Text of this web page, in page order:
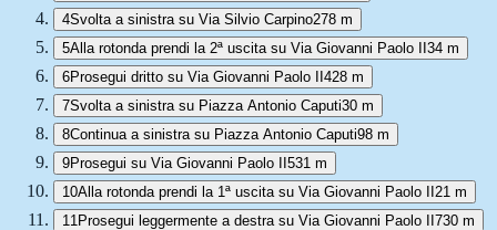
4Svolta a sinistra su Via Silvio Carpino278 m
5Alla rotonda prendi la 2ª uscita su Via Giovanni Paolo II34 m
6Prosegui dritto su Via Giovanni Paolo II428 m
7Svolta a sinistra su Piazza Antonio Caputi30 m
8Continua a sinistra su Piazza Antonio Caputi98 m
9Prosegui su Via Giovanni Paolo II531 m
10Alla rotonda prendi la 1ª uscita su Via Giovanni Paolo II21 m
11 Prosegui leggermente a destra su Via Giovanni Paolo II730 m